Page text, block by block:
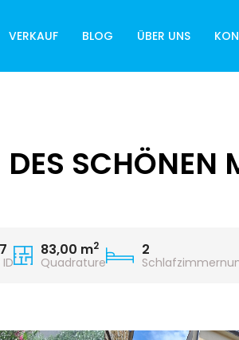
VERKAUF BLOG ÜBER UNS
SCHÖNEN
83,00 m2
Quadrature
2